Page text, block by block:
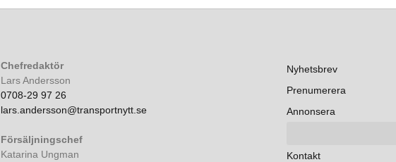
Chefredaktör
Lars Andersson
0708-29 97 26
lars.andersson@transportnytt.se
Försäljningschef
Katarina Ungman
Nyhetsbrev
Prenumerera
Annonsera
Kontakt